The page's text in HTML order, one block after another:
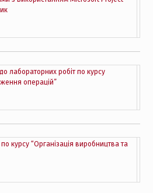
лабораторних робіт по курсу
операцій”
курсу “Організація виробництва та